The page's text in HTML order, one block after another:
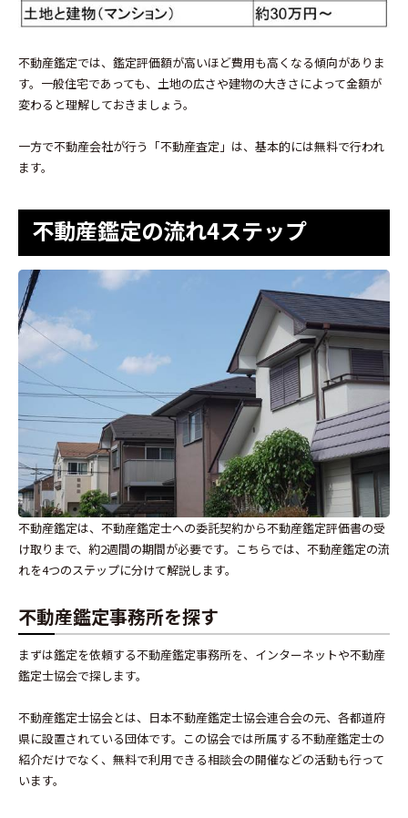
不動産鑑定では、鑑定評価額が高いほど費用も高くなる傾向がありま
す。一般住宅であっても、土地の広さや建物の大きさによって金額が
変わると理解しておきましょう。
一方で不動産会社が行う「不動産査定」は、基本的には無料で行われ
ます。
不動産鑑定の流れ4ステップ
不動産鑑定は、不動産鑑定士への委託契約から不動産鑑定評価書の受
け取りまで、約2週間の期間が必要です。こちらでは、不動産鑑定の流
れを4つのステップに分けて解説します。
不動産鑑定事務所を探す
まずは鑑定を依頼する不動産鑑定事務所を、インターネットや不動産
鑑定士協会で探します。
不動産鑑定士協会とは、日本不動産鑑定士協会連合会の元、各都道府
県に設置されている団体です。この協会では所属する不動産鑑定士の
紹介だけでなく、無料で利用できる相談会の開催などの活動も行って
います。